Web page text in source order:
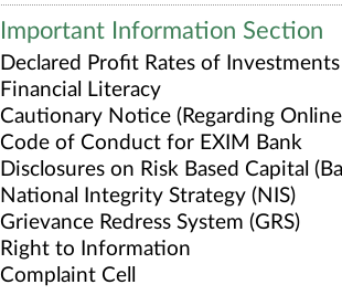
Important Information Section
Declared Profit Rates of Investments
Financial Literacy
Cautionary Notice (Regarding
Code of Conduct for EXIM Bank
Disclosures on Risk Based Capital
National Integrity Strategy (NIS)
Grievance Redress System (GRS)
Right to Information
Complaint Cell